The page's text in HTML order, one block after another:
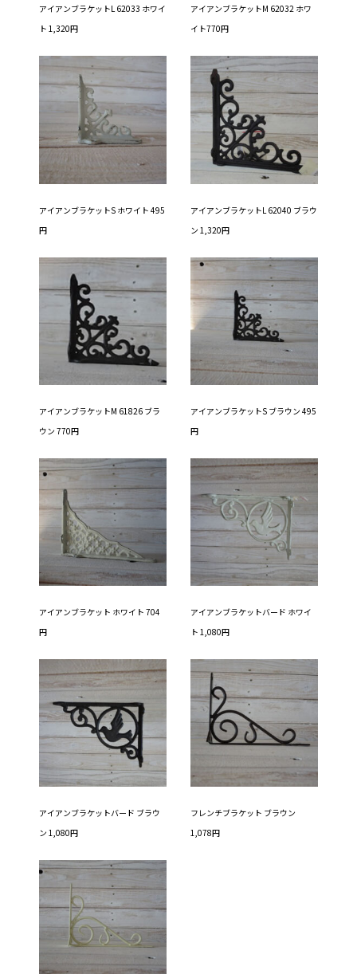
アイアンブラケットL 62033 ホワイ
ト 1,320円
アイアンブラケットM 62032 ホワ
イト770円
アイアンブラケットS ホワイト 495
円
アイアンブラケットL 62040 ブラウ
ン 1,320円
アイアンブラケットM 61826 ブラ
ウン 770円
アイアンブラケットS ブラウン 495
円
アイアンブラケット ホワイト 704
円
アイアンブラケットバード ホワイ
ト 1,080円
アイアンブラケットバード ブラウ
ン 1,080円
フレンチブラケット ブラウン
1,078円